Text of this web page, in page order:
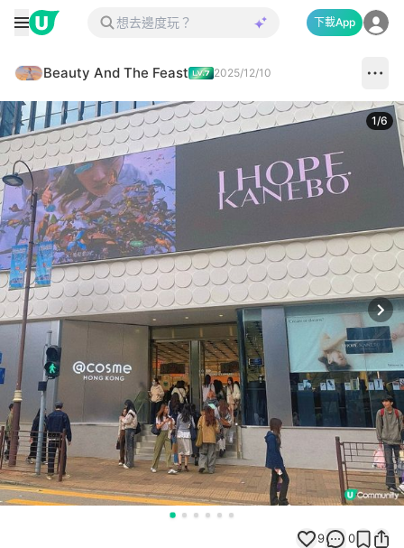
下載App
Beauty And The Feast 2025/12/10
1/6
9 0